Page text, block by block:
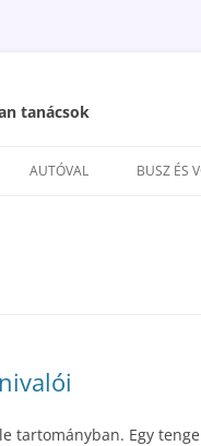
tanácsok
a
AUTÓVAL BUSZ ÉS
tartományban. Egy